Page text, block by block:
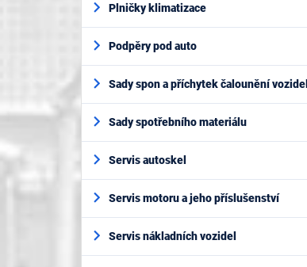
Plničky klimatizace
Podpěry pod auto
Sady spon a příchytek čalounění vozidel
Sady spotřebního materiálu
Servis autoskel
Servis motoru a jeho příslušenství
Servis nákladních vozidel